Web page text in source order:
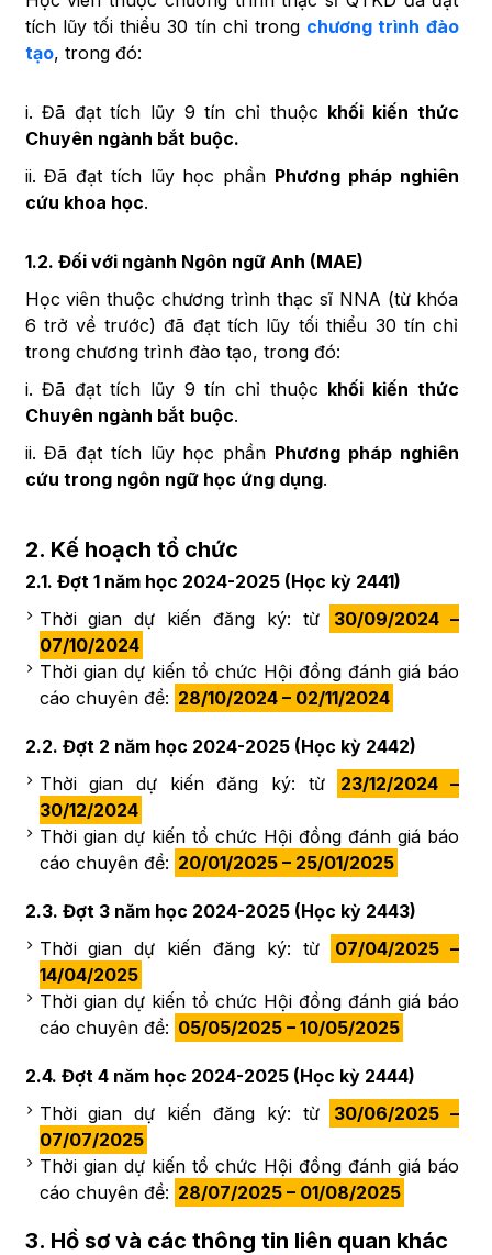
tích lũy tối thiểu 30 tín chỉ trong chương trình đào
tạo, trong đó:
i. Đã đạt tích lũy 9 tín chỉ thuộc khối kiến thức
Chuyên ngành bắt buộc.
ii. Đã đạt tích lũy học phần Phương pháp nghiên
cứu khoa học.
1.2. Đối với ngành Ngôn ngữ Anh (MAE)
Học viên thuộc chương trình thạc sĩ NNA (từ khóa
6 trở về trước) đã đạt tích lũy tối thiểu 30 tín chỉ
trong chương trình đào tạo, trong đó:
i. Đã đạt tích lũy 9 tín chỉ thuộc khối kiến thức
Chuyên ngành bắt buộc.
ii. Đã đạt tích lũy học phần Phương pháp nghiên
cứu trong ngôn ngữ học ứng dụng.
2. Kế hoạch tổ chức
2.1. Đợt 1 năm học 2024-2025 (Học kỳ 2441)
Thời gian dự kiến đăng ký: từ
30/09/2024 –
07/10/2024
Thời gian dự kiến tổ chức Hội đồng đánh giá báo
cáo chuyên đề: 28/10/2024 – 02/11/2024
2.2. Đợt 2 năm học 2024-2025 (Học kỳ 2442)
Thời gian dự kiến đăng ký: từ
23/12/2024 –
30/12/2024
Thời gian dự kiến tổ chức Hội đồng đánh giá báo
cáo chuyên đề: 20/01/2025 – 25/01/2025
2.3. Đợt 3 năm học 2024-2025 (Học kỳ 2443)
Thời gian dự kiến đăng ký: từ
07/04/2025 –
14/04/2025
Thời gian dự kiến tổ chức Hội đồng đánh giá báo
cáo chuyên đề: 05/05/2025 – 10/05/2025
2.4. Đợt 4 năm học 2024-2025 (Học kỳ 2444)
Thời gian dự kiến đăng ký: từ
30/06/2025 –
07/07/2025
Thời gian dự kiến tổ chức Hội đồng đánh giá báo
cáo chuyên đề: 28/07/2025 – 01/08/2025
3. Hồ sơ và các thông tin liên quan khác